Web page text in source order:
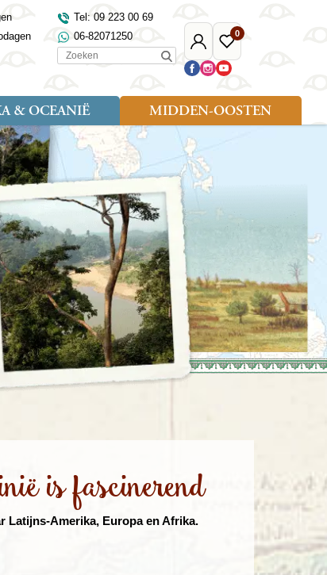
Mijn
Djoser
0
Favoriete
reizen
Tel: 09 223 00 69
06-82071250
Zoeken
Noord-Macedonië
Noorwegen
Polen
Portugal
Roemenië
Sardinië
Schotland
Servië
Spanje
Turkije
Verenigd Koninkrijk
Wales
Maleisië
Mongolië
Nepal
Oezbekistan
Singapore
Sri Lanka
Taiwan
Thailand
Tibet
Turkmenistan
Vietnam
Zijderoute
Zuid-Korea
& OCEANIË
Landen
Alaska
Australië
Nieuw-Zeeland
Verenigde Staten
MIDDEN-OOSTEN
reizen
Rondreis (18)
Familiereis (9)
Cultuur (8)
Landen
Egypte
Jordanië
Marokko
Oman
Saoedi-Arabië
Tunesië
Turkije
is fascinerend
Latijns-Amerika, Europa en Afrika.